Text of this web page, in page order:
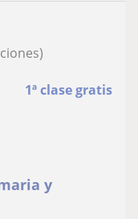
1ª clase gratis
y